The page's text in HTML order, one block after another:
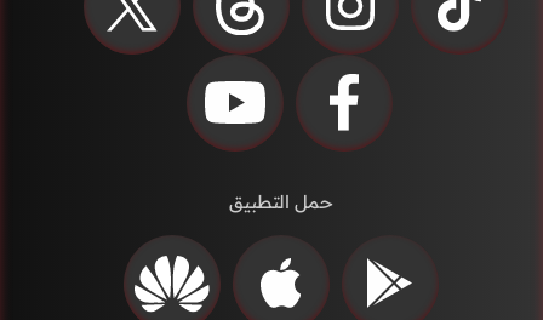
حمل التطبيق